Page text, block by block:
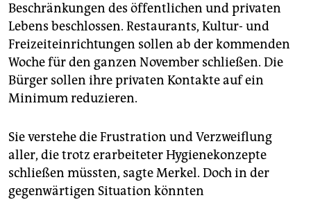
Beschränkungen des öffentlichen und privaten
Lebens beschlossen. Restaurants, Kultur- und
Freizeiteinrichtungen sollen ab der kommenden
Woche für den ganzen November schließen. Die
Bürger sollen ihre privaten Kontakte auf ein
Minimum reduzieren.
Sie verstehe die Frustration und Verzweiflung
aller, die trotz erarbeiteter Hygienekonzepte
schließen müssten, sagte Merkel. Doch in der
gegenwärtigen Situation könnten